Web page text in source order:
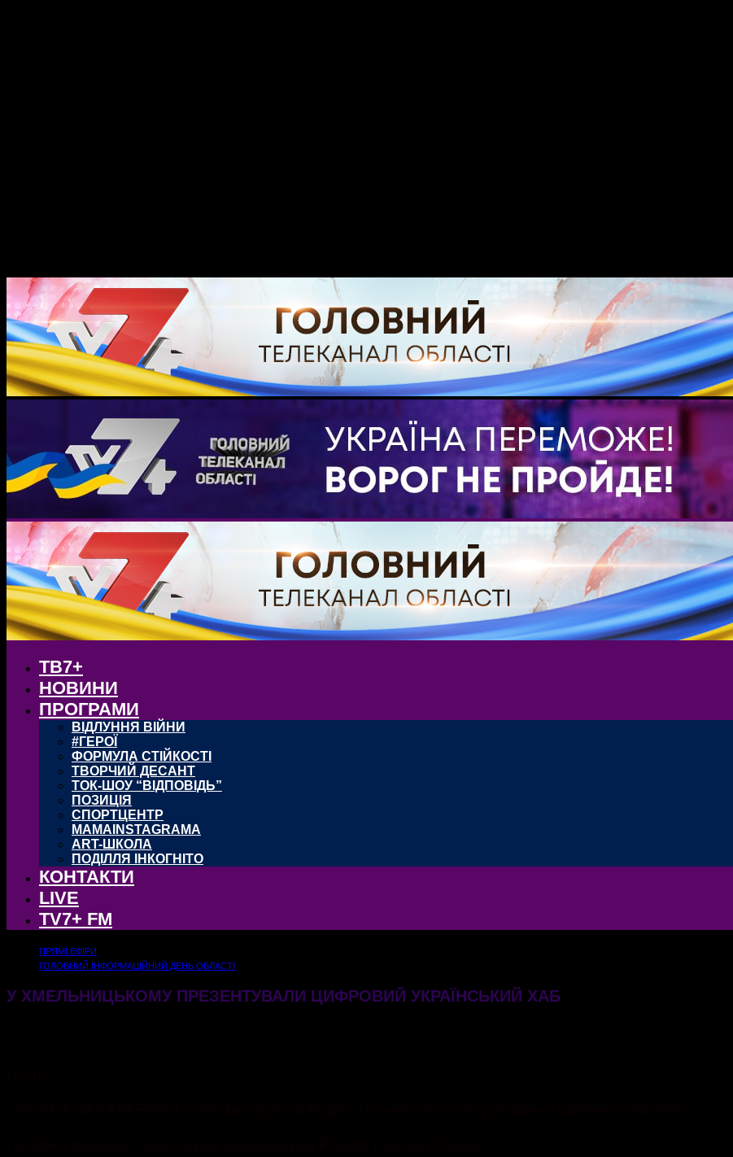
ТВ7+
НОВИНИ
ПРОГРАМИ
ВІДЛУННЯ ВІЙНИ
#ГЕРОЇ
ФОРМУЛА СТІЙКОСТІ
ТВОРЧИЙ ДЕСАНТ
ТОК-ШОУ “ВІДПОВІДЬ”
ПОЗИЦІЯ
СПОРТЦЕНТР
MAMAINSTAGRAMA
ART-ШКОЛА
ПОДІЛЛЯ ІНКОГНІТО
КОНТАКТИ
LIVE
TV7+ FM
ПРЯМІ ЕФІРИ
ГОЛОВНИЙ ІНФОРМАЦІЙНИЙ ДЕНЬ ОБЛАСТІ
У ХМЕЛЬНИЦЬКОМУ ПРЕЗЕНТУВАЛИ ЦИФРОВИЙ УКРАЇНСЬКИЙ ХАБ